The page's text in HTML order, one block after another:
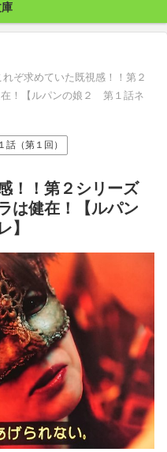
れぞ求めていた既視感！！第２
在！【ルパンの娘２ 第１話ネ
話（第１回）
！！第２シリーズ
は健在！【ルパン
】